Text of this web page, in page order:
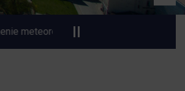
Czasowa zmiana organizacji ruchu na